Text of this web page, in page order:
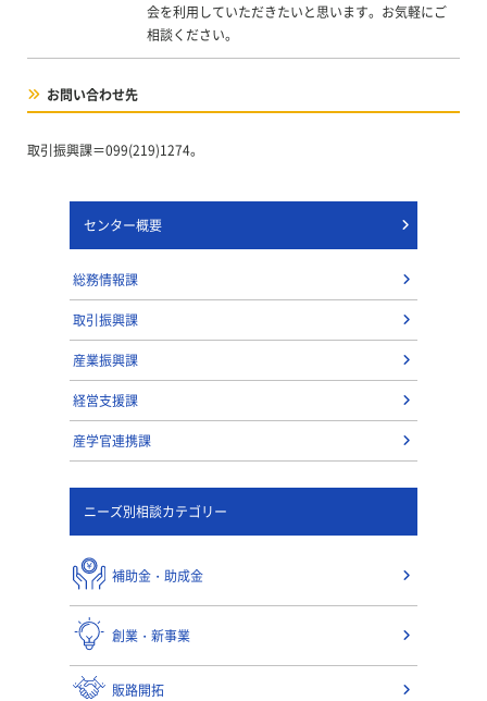
会を利用していただきたいと思います。お気軽にご
相談ください。
お問い合わせ先
取引振興課＝099(219)1274。
センター概要
総務情報課
取引振興課
産業振興課
経営支援課
産学官連携課
ニーズ別相談カテゴリー
補助金・助成金
創業・新事業
販路開拓